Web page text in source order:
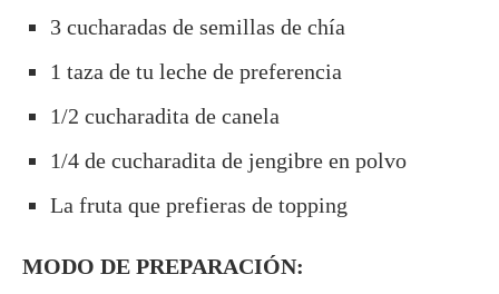
3 cucharadas de semillas de chía
1 taza de tu leche de preferencia
1/2 cucharadita de canela
1/4 de cucharadita de jengibre en polvo
La fruta que prefieras de topping
MODO DE PREPARACIÓN: